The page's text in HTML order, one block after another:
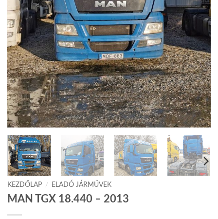
KEZDŐLAP / ELADÓ JÁRMŰVEK
MAN TGX 18.440 – 2013